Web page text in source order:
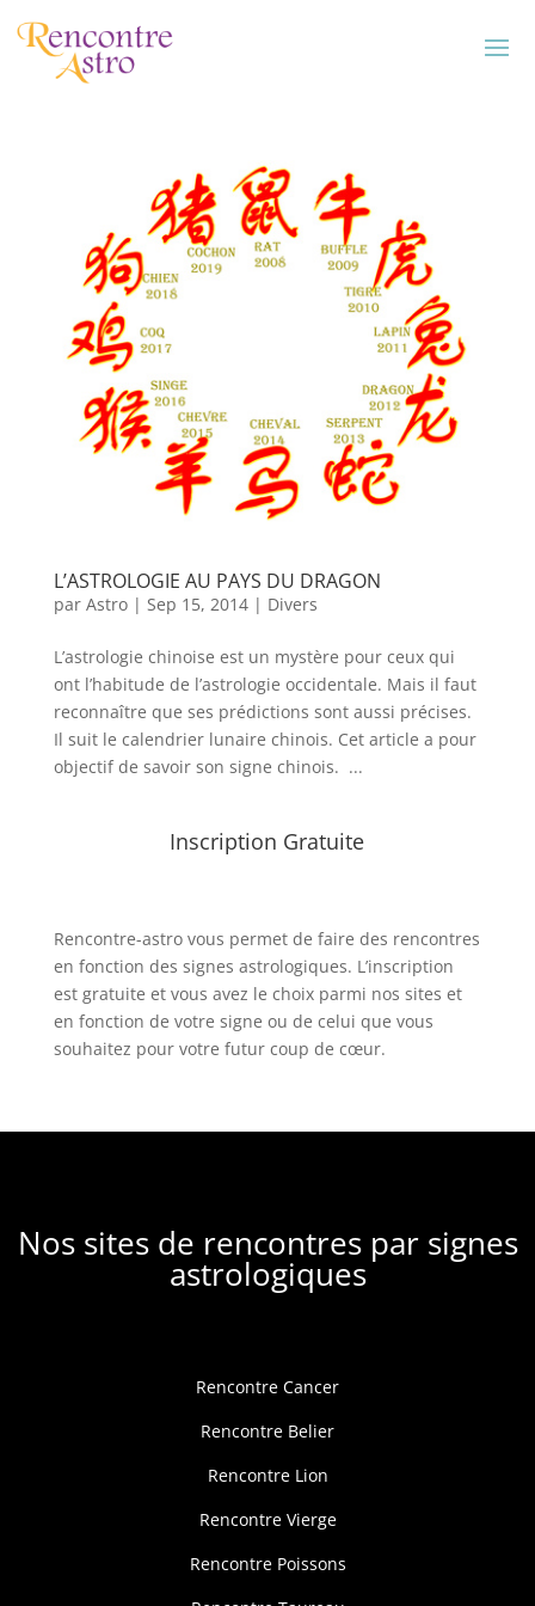
L’ASTROLOGIE AU PAYS DU DRAGON
par Astro| Sep 15, 2014| Divers
L’astrologie chinoise est un mystère pour ceux qui
ont l’habitude de l’astrologie occidentale. Mais il faut
reconnaître que ses prédictions sont aussi précises.
Il suit le calendrier lunaire chinois. Cet article a pour
objectif de savoir son signe chinois. ...
Inscription Gratuite
Rencontre-astrovous permet de faire des rencontres
en fonction des signes astrologiques. L’inscription
est gratuite et vous avez le choix parmi nos sites et
en fonction de votre signe ou de celui que vous
souhaitez pour votre futur coup de cœur.
Nos sites de rencontres par signes
astrologiques
Rencontre Cancer
Rencontre Belier
Rencontre Lion
Rencontre Vierge
Rencontre Poissons